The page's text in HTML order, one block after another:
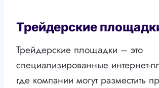
Трейдерские
Трейдерские площадки – это
специализированные интернет-
где компании могут разместить